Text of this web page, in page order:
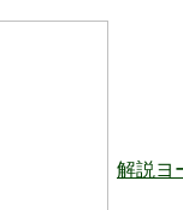
解説ヨ